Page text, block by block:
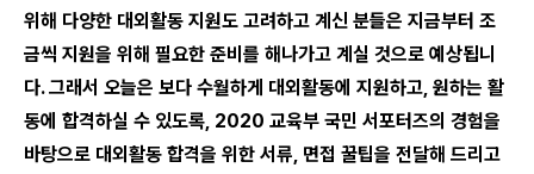
위해 다양한 대외활동 지원도 고려하고 계신 분들은 지금부터 조
금씩 지원을 위해 필요한 준비를 해나가고 계실 것으로 예상됩니
다. 그래서 오늘은 보다 수월하게 대외활동에 지원하고, 원하는 활
동에 합격하실 수 있도록, 2020 교육부 국민 서포터즈의 경험을
바탕으로 대외활동 합격을 위한 서류, 면접 꿀팁을 전달해 드리고